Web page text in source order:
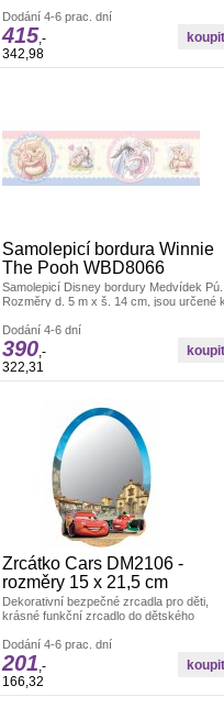
x 65 cm. Pokud je pevná zeď, tak lze lepit i
opakovaně. nálepky se aplikují jednotlivě.
Záleží jen na Vás, jak pokojíček
vydekorujete. Materiál bez ftalátů.
Dodání 4-6 prac. dní
415,-
342,98
Samolepicí bordura Winnie
The Pooh WBD8066
Samolepicí Disney bordury Medvídek Pú.
Rozměry d. 5 m x š. 14 cm, jsou určené k
odstranění nezanechávají stopy. Český
výrobek.
Dodání 4-6 dní
390,-
322,31
Zrcátko Cars DM2106 -
rozměry 15 x 21,5 cm
Dekorativní bezpečné zrcadla pro děti,
krásné funkční zrcadlo do dětského
Rozměry: 15 x 22 cm.
Dodání 4-6 prac. dní
201,-
166,32